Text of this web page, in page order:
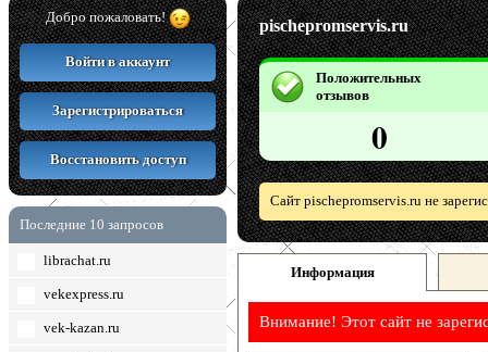
Добро пожаловать!
Войти в аккаунт
Зарегистрироваться
Восстановить доступ
Последние 10 запросов
librachat.ru
vekexpress.ru
vek-kazan.ru
pischepromservis.ru
Положительных
отзывов
0
Сайт pischepromservis.ru не
Информация
Внимание! Этот сайт не